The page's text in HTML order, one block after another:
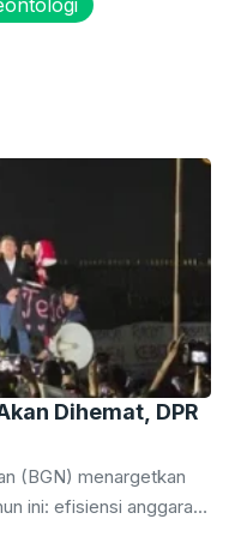
Dihemat, DPR
(BGN) menargetkan
ini: efisiensi anggaran